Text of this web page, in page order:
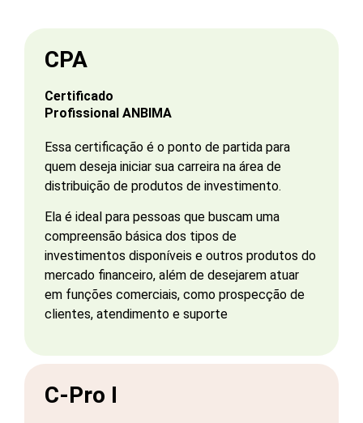
CPA
Certificado
Profissional ANBIMA
Essa certificação é o ponto de partida para
quem deseja iniciar sua carreira na área de
distribuição de produtos de investimento.
Ela é ideal para pessoas que buscam uma
compreensão básica dos tipos de
investimentos disponíveis e outros produtos do
mercado financeiro, além de desejarem atuar
em funções comerciais, como prospecção de
clientes, atendimento e suporte
C-Pro I